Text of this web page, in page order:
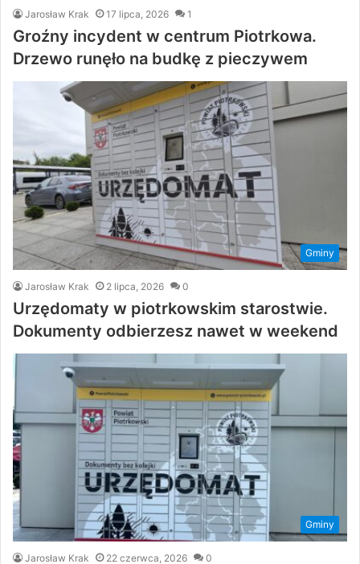
Jarosław Krak 17 lipca, 2026 1
Groźny incydent w centrum Piotrkowa.
Drzewo runęło na budkę z pieczywem
Gminy
Jarosław Krak 2 lipca, 2026 0
Urzędomaty w piotrkowskim starostwie.
Dokumenty odbierzesz nawet w weekend
Gminy
Jarosław Krak 22 czerwca, 2026 0